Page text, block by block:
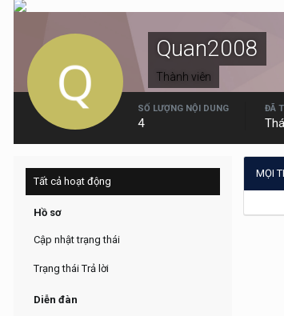
Quan2008
Thành viên
SỐ LƯỢNG NỘI DUNG
4
ĐÃ
Tất cả hoạt động
Hồ sơ
Cập nhật trạng thái
Trạng thái Trả lời
Diễn đàn
MỌI